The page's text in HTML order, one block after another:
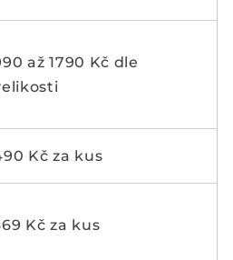
až 1790 Kč dle
Kč za kus
Kč za kus